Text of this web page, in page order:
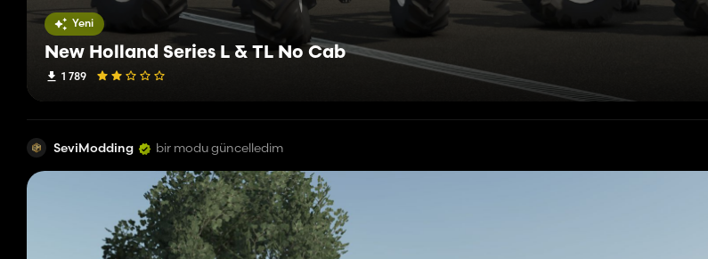
Yeni
New Holland Series L & TL No Cab
1 789
SeviModding bir modu güncelledim